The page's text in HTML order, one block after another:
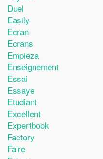
Duel
Easily
Ecran
Ecrans
Empieza
Enseignement
Essai
Essaye
Etudiant
Excellent
Expertbook
Factory
Faire